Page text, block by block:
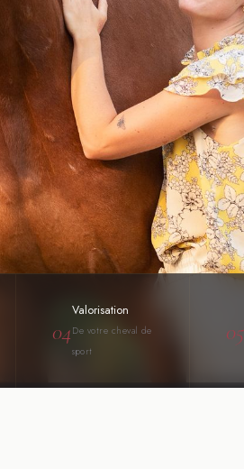
04
Valorisation
De votre cheval de
sport
05